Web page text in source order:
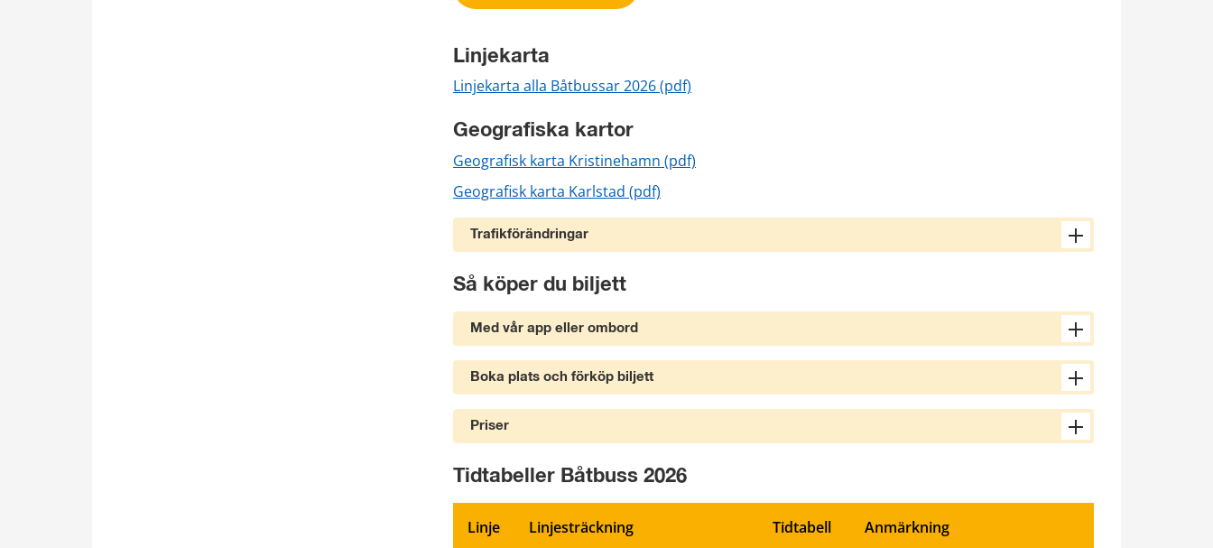
Linjekarta
Linjekarta alla Båtbussar 2026 (pdf)
Geografiska kartor
Geografisk karta Kristinehamn (pdf)
Geografisk karta Karlstad (pdf)
Trafikförändringar
Så köper du biljett
Med vår app eller ombord
Boka plats och förköp biljett
Priser
Tidtabeller Båtbuss 2026
Linje Linjesträckning Tidtabell Anmärkning